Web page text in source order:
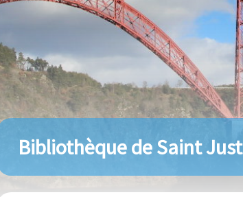
Bibliothèque de Saint Just